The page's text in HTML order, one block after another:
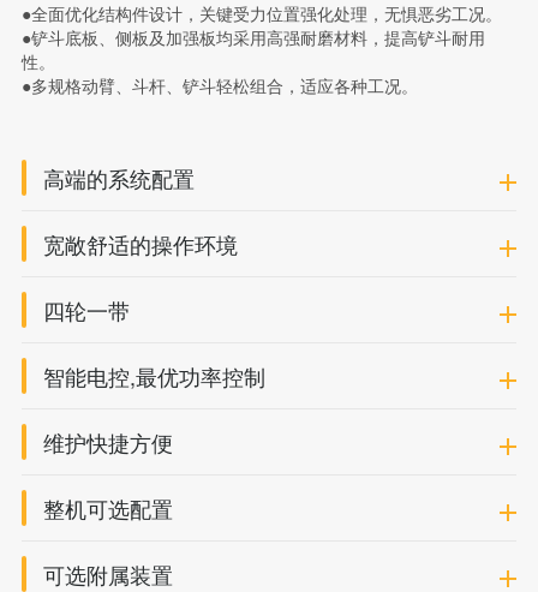
●全面优化结构件设计，关键受力位置强化处理，无惧恶劣工况。
●铲斗底板、侧板及加强板均采用高强耐磨材料，提高铲斗耐用
性。
●多规格动臂、斗杆、铲斗轻松组合，适应各种工况。
高端的系统配置
宽敞舒适的操作环境
四轮一带
智能电控,最优功率控制
维护快捷方便
整机可选配置
可选附属装置